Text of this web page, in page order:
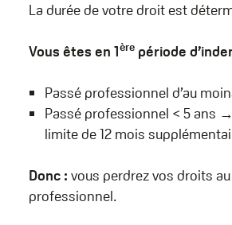
La durée de votre droit est
Vous êtes en 1ère période
Passé professionnel d’au
Passé professionnel < 5 ans
limite de 12 mois
Donc : vous perdrez vos droits
professionnel.